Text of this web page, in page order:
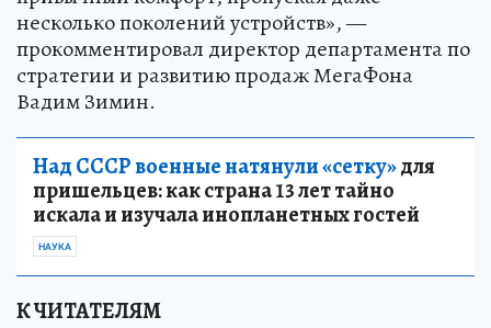
несколько поколений устройств», —
прокомментировал директор департамента по
стратегии и развитию продаж МегаФона
Вадим Зимин.
Над СССР военные натянули «сетку»для
пришельцев: как страна 13 лет тайно
искала и изучала инопланетных гостей
НАУКА
К ЧИТАТЕЛЯМ